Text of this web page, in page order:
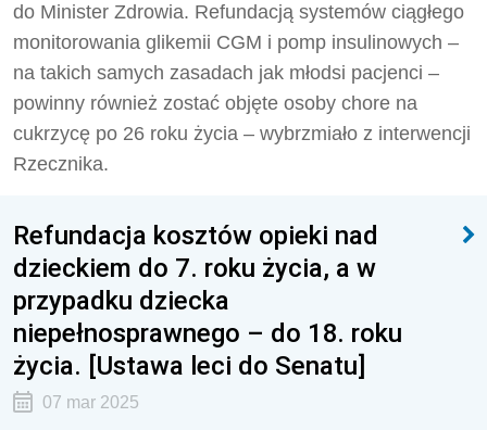
do Minister Zdrowia. Refundacją systemów ciągłego
monitorowania glikemii CGM i pomp insulinowych –
na takich samych zasadach jak młodsi pacjenci –
powinny również zostać objęte osoby chore na
cukrzycę po 26 roku życia – wybrzmiało z interwencji
Rzecznika.
Refundacja kosztów opieki nad
dzieckiem do 7. roku życia, a w
przypadku dziecka
niepełnosprawnego – do 18. roku
życia. [Ustawa leci do Senatu]
07 mar 2025